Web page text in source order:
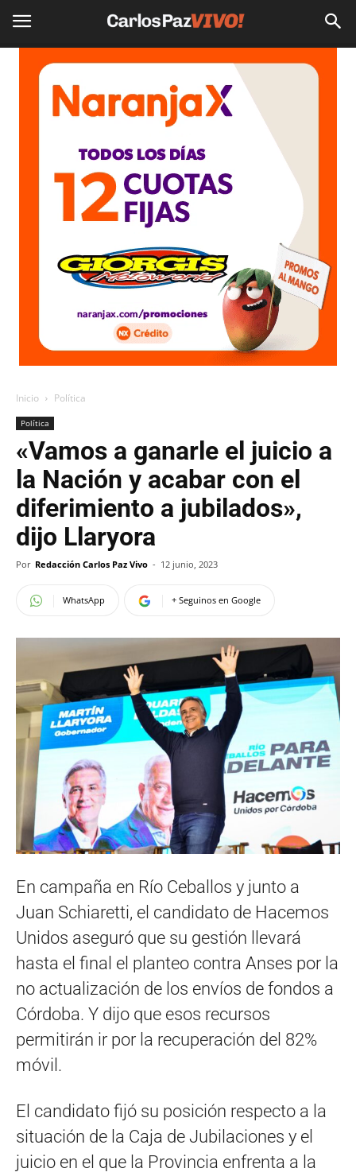
Inicio Política
Política
«Vamos a ganarle el juicio a
la Nación y acabar con el
diferimiento a jubilados»,
dijo Llaryora
Por Redacción Carlos Paz Vivo - 12 junio, 2023
WhatsApp + Seguinos en Google
En campaña en Río Ceballos y junto a
Juan Schiaretti, el candidato de Hacemos
Unidos aseguró que su gestión llevará
hasta el final el planteo contra Anses por la
no actualización de los envíos de fondos a
Córdoba. Y dijo que esos recursos
permitirán ir por la recuperación del 82%
móvil.
El candidato fijó su posición respecto a la
situación de la Caja de Jubilaciones y el
juicio en el que la Provincia enfrenta a la